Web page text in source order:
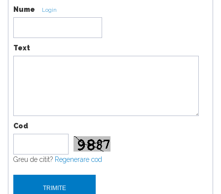
Nume Login
Text
Cod
Greu de citit? Regenerare cod